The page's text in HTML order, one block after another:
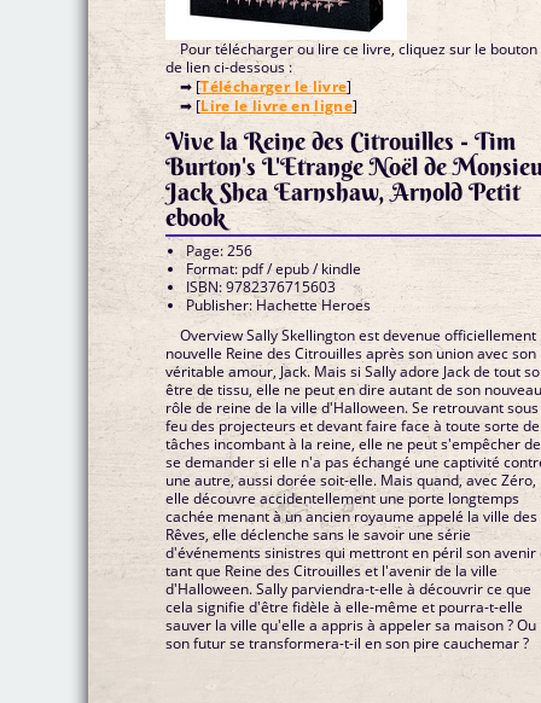
Pour télécharger ou lire ce livre, cliquez sur le bouton
de lien ci-dessous :
➡ [Télécharger le livre]
➡ [Lire le livre en ligne]
Vive la Reine des Citrouilles - Tim
Burton's L'Etrange Noël de
Jack Shea Earnshaw, Arnold Petit
ebook
Page: 256
Format: pdf / epub / kindle
ISBN: 9782376715603
Publisher: Hachette Heroes
Overview Sally Skellington est devenue officiellement
nouvelle Reine des Citrouilles après son union avec son
véritable amour, Jack. Mais si Sally adore Jack de tout
être de tissu, elle ne peut en dire autant de son
rôle de reine de la ville d'Halloween. Se retrouvant
feu des projecteurs et devant faire face à toute sorte de
tâches incombant à la reine, elle ne peut s'empêcher de
se demander si elle n'a pas échangé une captivité
une autre, aussi dorée soit-elle. Mais quand, avec Zéro,
elle découvre accidentellement une porte longtemps
cachée menant à un ancien royaume appelé la ville des
Rêves, elle déclenche sans le savoir une série
d'événements sinistres qui mettront en péril son avenir
tant que Reine des Citrouilles et l'avenir de la ville
d'Halloween. Sally parviendra-t-elle à découvrir ce que
cela signifie d'être fidèle à elle-même et pourra-t-elle
sauver la ville qu'elle a appris à appeler sa maison ? Ou
son futur se transformera-t-il en son pire cauchemar ?